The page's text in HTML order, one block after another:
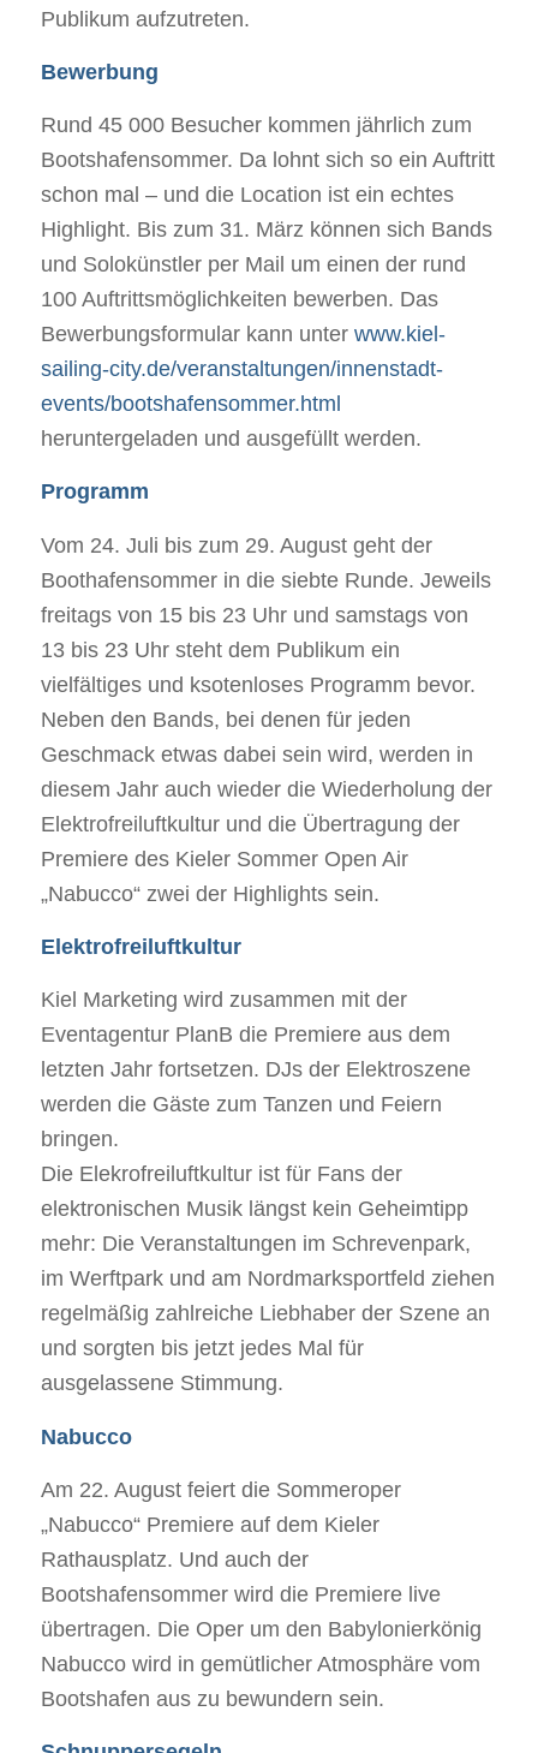
Publikum aufzutreten.
Bewerbung
Rund 45 000 Besucher kommen jährlich zum
Bootshafensommer. Da lohnt sich so ein Auftritt
schon mal – und die Location ist ein echtes
Highlight. Bis zum 31. März können sich Bands
und Solokünstler per Mail um einen der rund
100 Auftrittsmöglichkeiten bewerben. Das
Bewerbungsformular kann unter www.kiel-
sailing-city.de/veranstaltungen/innenstadt-
events/bootshafensommer.html
heruntergeladen und ausgefüllt werden.
Programm
Vom 24. Juli bis zum 29. August geht der
Boothafensommer in die siebte Runde. Jeweils
freitags von 15 bis 23 Uhr und samstags von
13 bis 23 Uhr steht dem Publikum ein
vielfältiges und ksotenloses Programm bevor.
Neben den Bands, bei denen für jeden
Geschmack etwas dabei sein wird, werden in
diesem Jahr auch wieder die Wiederholung der
Elektrofreiluftkultur und die Übertragung der
Premiere des Kieler Sommer Open Air
„Nabucco“ zwei der Highlights sein.
Elektrofreiluftkultur
Kiel Marketing wird zusammen mit der
Eventagentur PlanB die Premiere aus dem
letzten Jahr fortsetzen. DJs der Elektroszene
werden die Gäste zum Tanzen und Feiern
bringen.
Die Elekrofreiluftkultur ist für Fans der
elektronischen Musik längst kein Geheimtipp
mehr: Die Veranstaltungen im Schrevenpark,
im Werftpark und am Nordmarksportfeld ziehen
regelmäßig zahlreiche Liebhaber der Szene an
und sorgten bis jetzt jedes Mal für
ausgelassene Stimmung.
Nabucco
Am 22. August feiert die Sommeroper
„Nabucco“ Premiere auf dem Kieler
Rathausplatz. Und auch der
Bootshafensommer wird die Premiere live
übertragen. Die Oper um den Babylonierkönig
Nabucco wird in gemütlicher Atmosphäre vom
Bootshafen aus zu bewundern sein.